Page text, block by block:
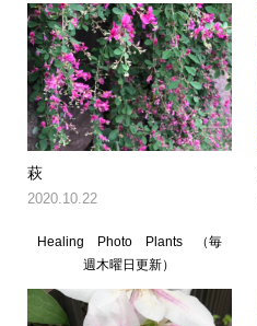
萩
2020.10.22
Healing Photo Plants （毎
週木曜日更新）